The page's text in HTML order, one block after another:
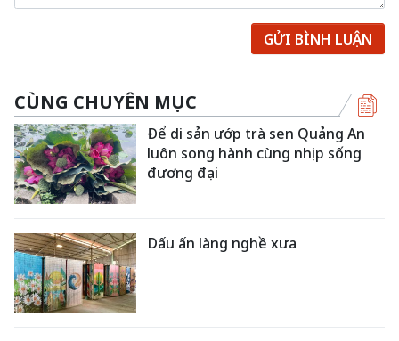
GỬI BÌNH LUẬN
CÙNG CHUYÊN MỤC
Để di sản ướp trà sen Quảng An
luôn song hành cùng nhịp sống
đương đại
Dấu ấn làng nghề xưa